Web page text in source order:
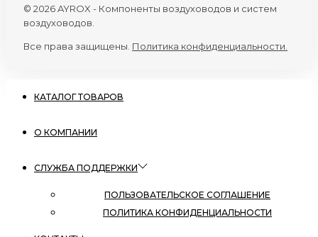
© 2026 AYROX - Компоненты воздуховодов и систем
воздуховодов.
Все права защищены. Политика конфиденциальности.
КАТАЛОГ ТОВАРОВ
О КОМПАНИИ
СЛУЖБА ПОДДЕРЖКИ
ПОЛЬЗОВАТЕЛЬСКОЕ СОГЛАШЕНИЕ
ПОЛИТИКА КОНФИДЕНЦИАЛЬНОСТИ